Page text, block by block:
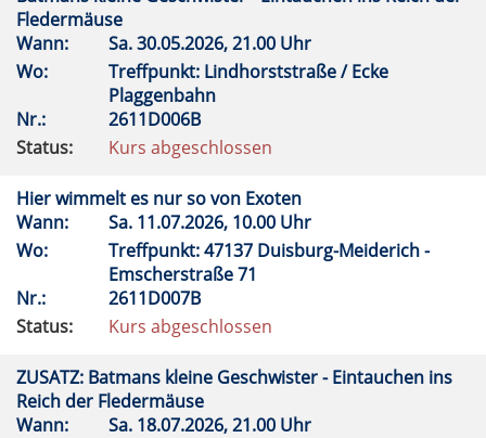
Fledermäuse
Wann:
Sa.30.05.2026, 21.00 Uhr
Wo:
Treffpunkt: Lindhorststraße / Ecke
Plaggenbahn
Nr.:
2611D006B
Status:
Kurs abgeschlossen
Hier wimmelt es nur so von Exoten
Wann:
Sa. 11.07.2026, 10.00 Uhr
Wo:
Treffpunkt: 47137 Duisburg-Meiderich -
Emscherstraße 71
Nr.:
2611D007B
Status:
Kurs abgeschlossen
ZUSATZ: Batmans kleine Geschwister - Eintauchen ins
Reich der Fledermäuse
Wann:
Sa. 18.07.2026, 21.00 Uhr